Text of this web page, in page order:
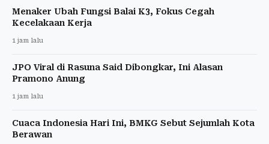
Menaker Ubah Fungsi Balai K3, Fokus Cegah
Kecelakaan Kerja
1 jam lalu
JPO Viral di Rasuna Said Dibongkar, Ini Alasan
Pramono Anung
1 jam lalu
Cuaca Indonesia Hari Ini, BMKG Sebut Sejumlah Kota
Berawan